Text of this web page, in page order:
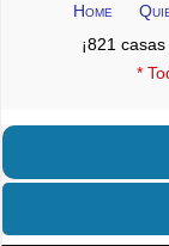
Home
¡821
*